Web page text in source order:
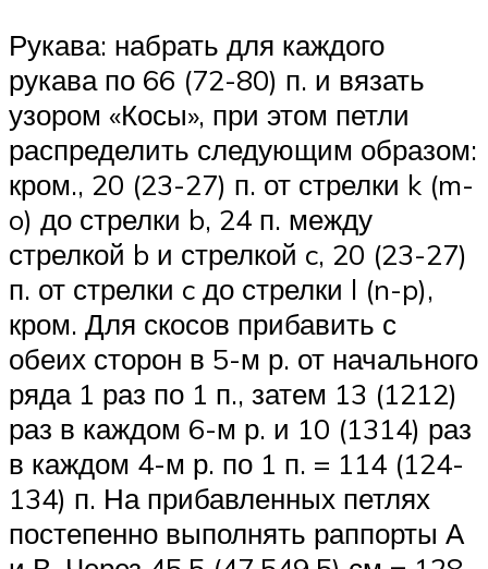
Рукава: набрать для каждого
рукава по 66 (72-80) п. и вязать
узором «Косы», при этом петли
распределить следующим образом:
кром., 20 (23-27) п. от стрелки k (m-
o) до стрелки b, 24 п. между
стрелкой b и стрелкой c, 20 (23-27)
п. от стрелки c до стрелки l (n-p),
кром. Для скосов прибавить с
обеих сторон в 5-м р. от начального
ряда 1 раз по 1 п., затем 13 (1212)
раз в каждом 6-м р. и 10 (1314) раз
в каждом 4-м р. по 1 п. = 114 (124-
134) п. На прибавленных петлях
постепенно выполнять раппорты А